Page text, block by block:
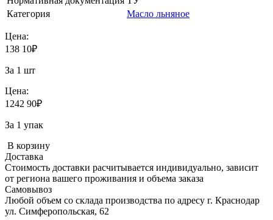
Категория
Масло льняное
Цена:
138 10₽
За 1 шт
Цена:
1242 90₽
За 1 упак
В корзину
Доставка
Стоимость доставки расчитывается индивидуально, зависит
от региона вашего проживания и объема заказа
Самовывоз
Любой объем со склада производства по адресу г. Краснодар
ул. Симферопольская, 62